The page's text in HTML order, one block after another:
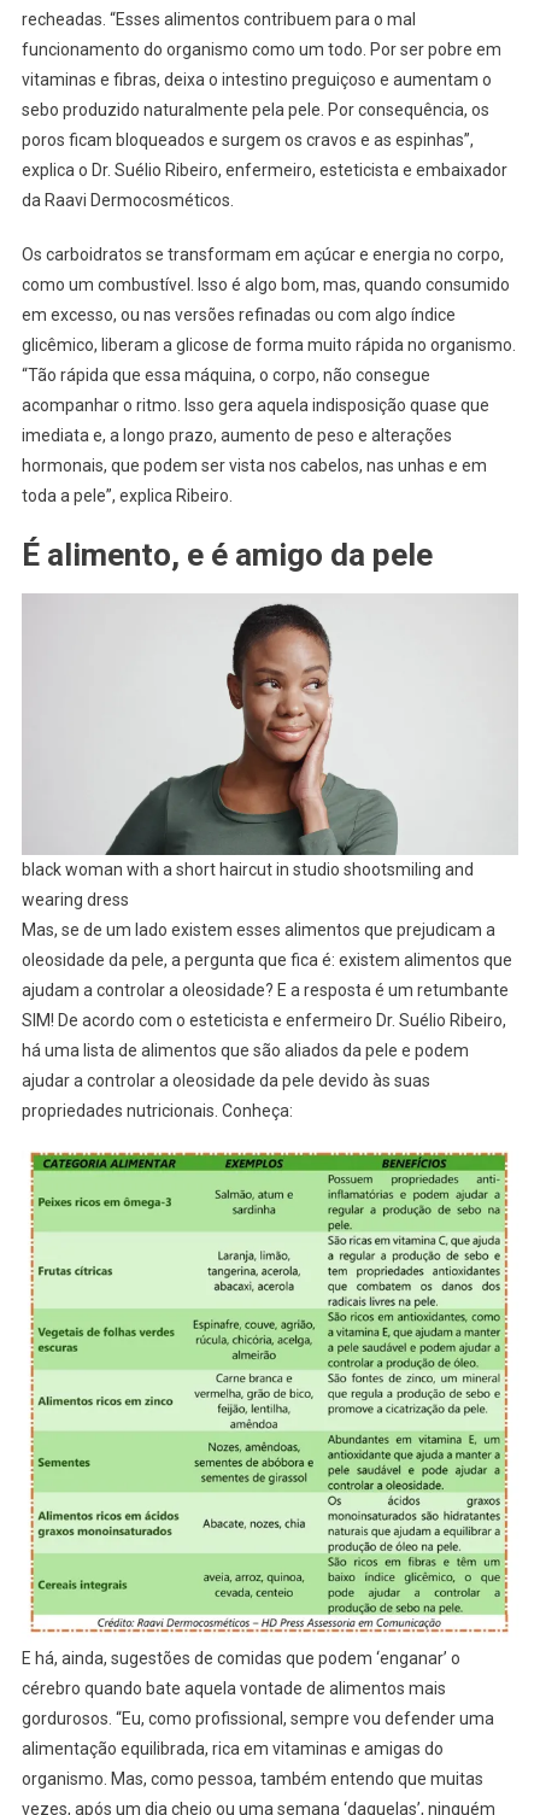
recheadas. “Esses alimentos contribuem para o mal
funcionamento do organismo como um todo. Por ser pobre em
vitaminas e fibras, deixa o intestino preguiçoso e aumentam o
sebo produzido naturalmente pela pele. Por consequência, os
poros ficam bloqueados e surgem os cravos e as espinhas”,
explica o Dr. Suélio Ribeiro, enfermeiro, esteticista e embaixador
da Raavi Dermocosméticos.
Os carboidratos se transformam em açúcar e energia no corpo,
como um combustível. Isso é algo bom, mas, quando consumido
em excesso, ou nas versões refinadas ou com algo índice
glicêmico, liberam a glicose de forma muito rápida no organismo.
“Tão rápida que essa máquina, o corpo, não consegue
acompanhar o ritmo. Isso gera aquela indisposição quase que
imediata e, a longo prazo, aumento de peso e alterações
hormonais, que podem ser vista nos cabelos, nas unhas e em
toda a pele”, explica Ribeiro.
É alimento, e é amigo da pele
black woman with a short haircut in studio shootsmiling and
wearing dress
Mas, se de um lado existem esses alimentos que prejudicam a
oleosidade da pele, a pergunta que fica é: existem alimentos que
ajudam a controlar a oleosidade? E a resposta é um retumbante
SIM! De acordo com o esteticista e enfermeiro Dr. Suélio Ribeiro,
há uma lista de alimentos que são aliados da pele e podem
ajudar a controlar a oleosidade da pele devido às suas
propriedades nutricionais. Conheça:
E há, ainda, sugestões de comidas que podem ‘enganar’ o
cérebro quando bate aquela vontade de alimentos mais
gordurosos. “Eu, como profissional, sempre vou defender uma
alimentação equilibrada, rica em vitaminas e amigas do
organismo. Mas, como pessoa, também entendo que muitas
vezes, após um dia cheio ou uma semana ‘daquelas’, ninguém